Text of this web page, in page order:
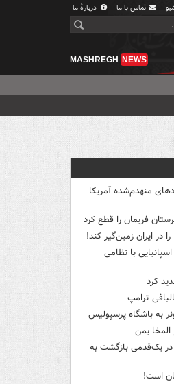
تماس با ما دربارهٔ ما
MASHREGH NEWS
منهدم‌شده آمریکا
فریمان را قطع کرد
در ایران زمین‌گیر کند!
با نظامی
کرد
ترامپ
به باشگاه پرسپولیس
یمن
در یک‌قدمی بازگشت به
است!